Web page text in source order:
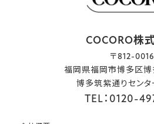
COCORO株
〒812-0016
福岡県福岡市博多区
博多筑紫通りセンタ
TEL：0120-